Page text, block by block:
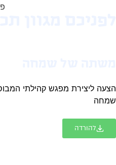
ליצירת מפגש קהילתי
להורדה